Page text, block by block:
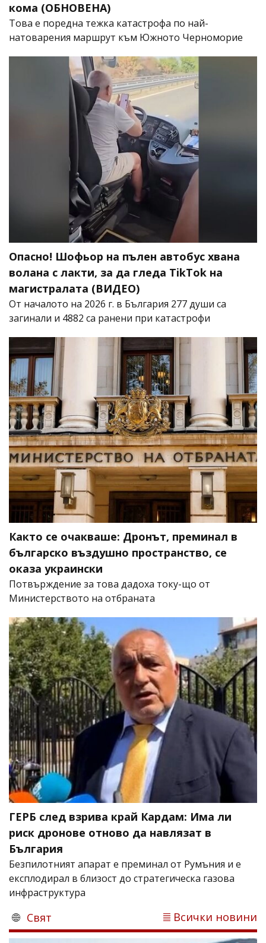
кома (ОБНОВЕНА)
Това е поредна тежка катастрофа по най-
натоварения маршрут към Южното Черноморие
Опасно! Шофьор на пълен автобус хвана
волана с лакти, за да гледа TikTok на
магистралата (ВИДЕО)
От началото на 2026 г. в България 277 души са
загинали и 4882 са ранени при катастрофи
Както се очакваше: Дронът, преминал в
българско въздушно пространство, се
оказа украински
Потвърждение за това дадоха току-що от
Министерството на отбраната
ГЕРБ след взрива край Кардам: Има ли
риск дронове отново да навлязат в
България
Безпилотният апарат е преминал от Румъния и е
експлодирал в близост до стратегическа газова
инфраструктура
Свят Всички новини